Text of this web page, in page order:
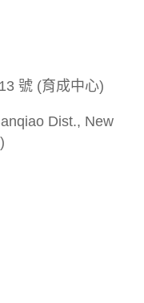
號 (育成中心)
Dist., New